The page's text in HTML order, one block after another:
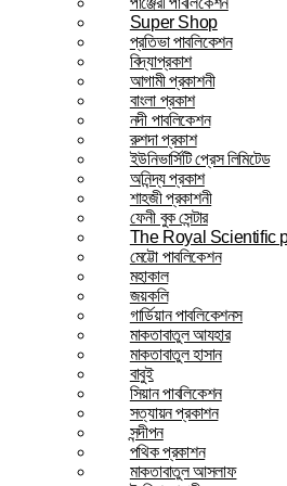
Super Shop
প্রতিভা পাবলিকেশন
বিদ্যাপ্রকাশ
আগামী প্রকাশনী
বাংলা প্রকাশ
নদী পাবলিকেশন
রুশদা প্রকাশ
ইউনিভার্সিটি প্রেস লিমিটেড
অনিন্দ্য প্রকাশ
শাহজী প্রকাশনী
ফেনী বুক সেন্টার
The Royal Scientific
মেট্টো পাবলিকেশন
মহাকাল
জয়কলি
গার্ডিয়ান পাবলিকেশনস
মাকতাবাতুল আযহার
মাকতাবাতুল হাসান
বাবুই
সিয়ান পাবলিকেশন
সত্যায়ন প্রকাশন
সন্দীপন
পথিক প্রকাশন
মাকতাবাতুল আসলাফ